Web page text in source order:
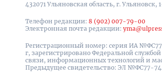
432071 Ульяновская область, г.
Телефон редакции: 8 (902) 007-79-00
Электронная почта редакции:
Регистрационный номер: серия ИА №ФС77-
г, зарегистрировано Федеральной
связи, информационных технологий и
Предыдущее свидетельство: ЭЛ №ФС77-